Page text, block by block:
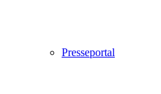
Presseportal